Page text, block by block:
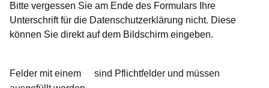
Bitte vergessen Sie am Ende des Formulars Ihre
Unterschrift für die Datenschutzerklärung nicht. Diese
können Sie direkt auf dem Bildschirm eingeben.
Felder mit einem
sind Pflichtfelder und müssen